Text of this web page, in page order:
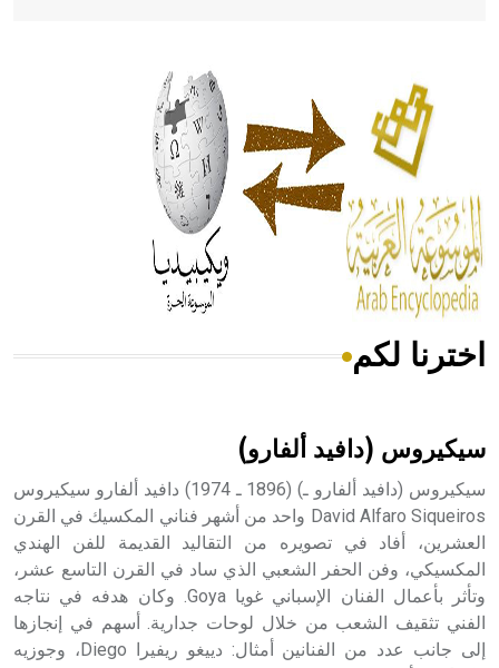
الحكم، الأدلة، تنظيم التغذية، ورسالته في جروح الرأس. ويعود
له الفضل بأنه حرر الطب من الدين والفلسفة.
- هل تعلم أن المرجان إفراز حيواني يتكون في البحر ويتركب
من مادة كربونات الكلسيوم، وهو أحمر أو شديد الحمرة وهو
أجود أنواعه، ويمتاز بكبر الحجم ويسمى الش
هل تعلم أن الأبسيد كلمة فرنسية اللفظ تم اعتمادها مصطلحاً
- هل تعلم أن أبجر Abgar اسم معروف جيداً يعود إلى عدد من
الملوك الذين حكموا مدينة إديسا (الرها) من أبجر الأول وحتى
التاسع، وهم ينتسبون إلى أسرة أوسروين
اخترنا لكم
سيكيروس (دافيد ألفارو)
سيكيروس (دافيد ألفارو ـ) (1896 ـ 1974) دافيد ألفارو سيكيروس
David Alfaro Siqueiros واحد من أشهر فناني المكسيك في القرن
العشرين، أفاد في تصويره من التقاليد القديمة للفن الهندي
المكسيكي، وفن الحفر الشعبي الذي ساد في القرن التاسع عشر،
وتأثر بأعمال الفنان الإسباني غويا Goya. وكان هدفه في نتاجه
الفني تثقيف الشعب من خلال لوحات جدارية. أسهم في إنجازها
إلى جانب عدد من الفنانين أمثال: دييغو ريفيرا Diego، وجوزيه